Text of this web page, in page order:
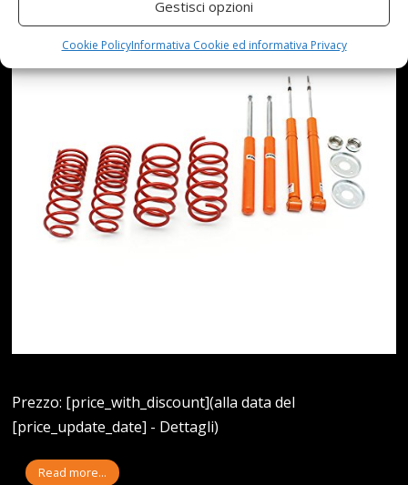
Gestisci opzioni
Cookie PolicyInformativa Cookie ed informativa Privacy
Prezzo: [price_with_discount](alla data del
[price_update_date] - Dettagli)
Read more...